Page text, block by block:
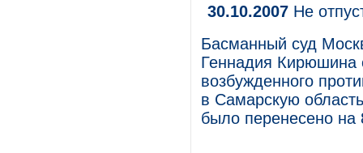
30.10.2007 Не
Басманный суд
Геннадия Кирюшина
возбужденного
в Самарскую
было перенесено на